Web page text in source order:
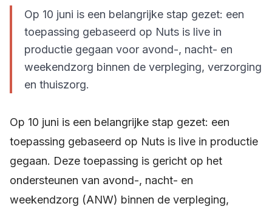
Op 10 juni is een belangrijke stap gezet: een
toepassing gebaseerd op Nuts is live in
productie gegaan voor avond-, nacht- en
weekendzorg binnen de verpleging, verzorging
en thuiszorg.
Op 10 juni is een belangrijke stap gezet: een
toepassing gebaseerd op Nuts is live in productie
gegaan. Deze toepassing is gericht op het
ondersteunen van avond-, nacht- en
weekendzorg (ANW) binnen de verpleging,